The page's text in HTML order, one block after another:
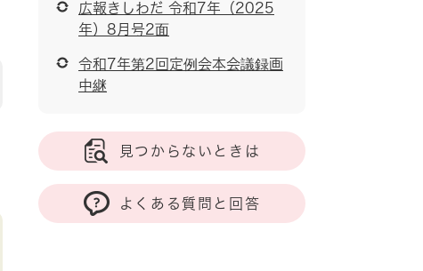
広報きしわだ 令和7年（2025
年）8月号2面
令和7年第2回定例会本会議録画
中継
見つからないときは
よくある質問と回答